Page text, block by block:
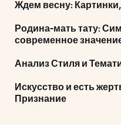
Ждем весну:
Родина-мать тату:
современное
Анализ Стиля и
Искусство и есть
Признание